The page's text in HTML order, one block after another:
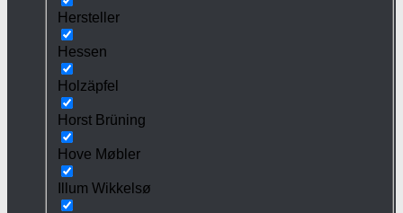
Hersteller
Hessen
Holzäpfel
Horst Brüning
Hove Møbler
Illum Wikkelsø